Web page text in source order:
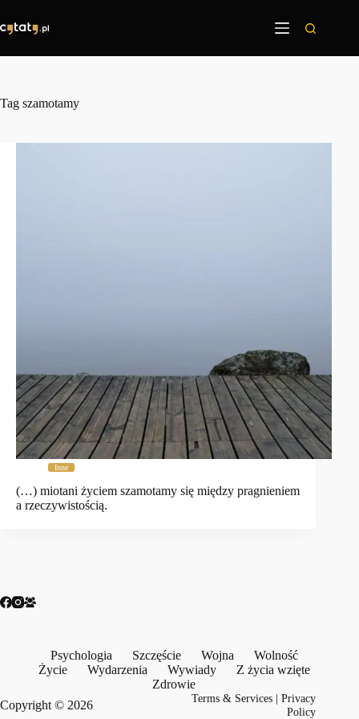
treści
Tag szamotamy
Inne
(…) miotani życiem szamotamy się między pragnieniem
a rzeczywistością.
Psychologia Szczęście Wojna
Wolność
Życie
Wydarzenia Wywiady
Z życia wzięte
Zdrowie
Copyright © 2026
Terms & Services |Privacy
Policy